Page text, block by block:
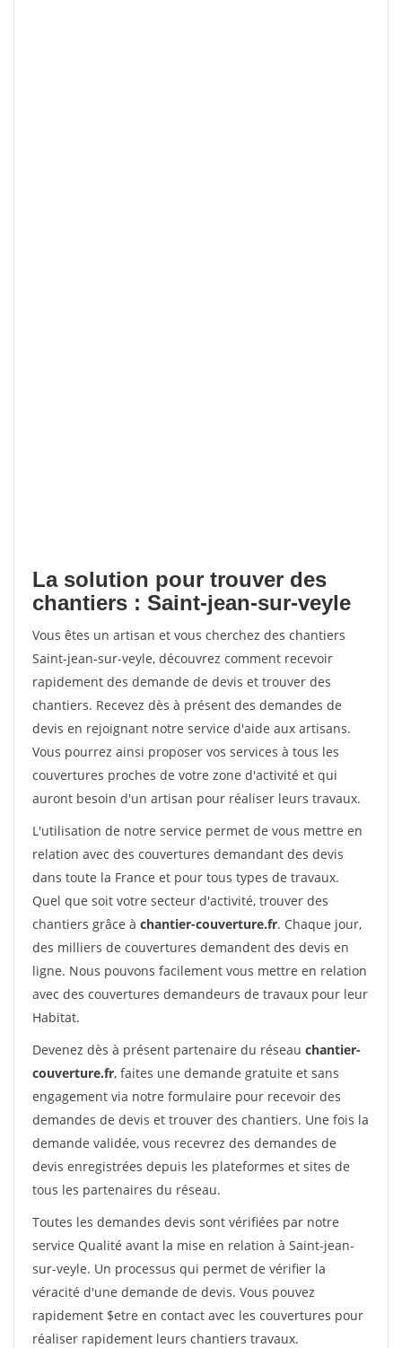
La solution pour trouver des
chantiers : Saint-jean-sur-veyle
Vous êtes un artisan et vous cherchez des chantiers
Saint-jean-sur-veyle, découvrez comment recevoir
rapidement des demande de devis et trouver des
chantiers. Recevez dès à présent des demandes de
devis en rejoignant notre service d'aide aux artisans.
Vous pourrez ainsi proposer vos services à tous les
couvertures proches de votre zone d'activité et qui
auront besoin d'un artisan pour réaliser leurs travaux.
L'utilisation de notre service permet de vous mettre en
relation avec des couvertures demandant des devis
dans toute la France et pour tous types de travaux.
Quel que soit votre secteur d'activité, trouver des
chantiers grâce à chantier-couverture.fr. Chaque jour,
des milliers de couvertures demandent des devis en
ligne. Nous pouvons facilement vous mettre en relation
avec des couvertures demandeurs de travaux pour leur
Habitat.
Devenez dès à présent partenaire du réseau chantier-
couverture.fr, faites une demande gratuite et sans
engagement via notre formulaire pour recevoir des
demandes de devis et trouver des chantiers. Une fois la
demande validée, vous recevrez des demandes de
devis enregistrées depuis les plateformes et sites de
tous les partenaires du réseau.
Toutes les demandes devis sont vérifiées par notre
service Qualité avant la mise en relation à Saint-jean-
sur-veyle. Un processus qui permet de vérifier la
véracité d'une demande de devis. Vous pouvez
rapidement $etre en contact avec les couvertures pour
réaliser rapidement leurs chantiers travaux.